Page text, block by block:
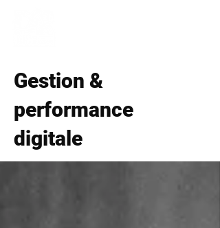
Gestion &
performance
digitale